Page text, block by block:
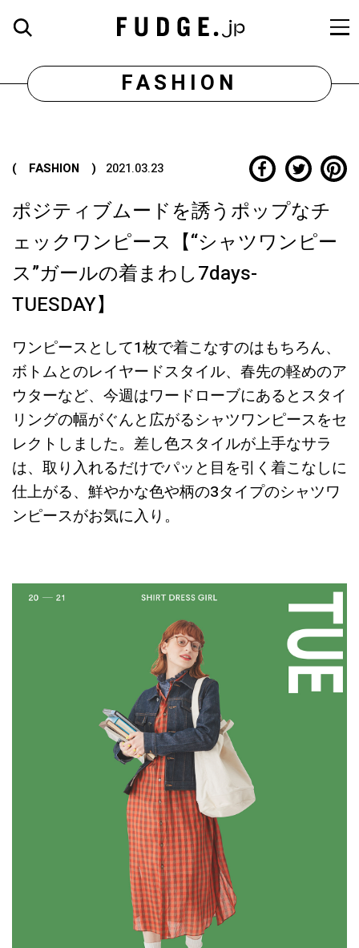
FASHION
( FASHION ) 2021.03.23
ポジティブムードを誘うポップなチ
ェックワンピース【“シャツワンピー
ス”ガールの着まわし7days-
TUESDAY】
ワンピースとして1枚で着こなすのはもちろん、
ボトムとのレイヤードスタイル、春先の軽めのア
ウターなど、今週はワードローブにあるとスタイ
リングの幅がぐんと広がるシャツワンピースをセ
レクトしました。差し色スタイルが上手なサラ
は、取り入れるだけでパッと目を引く着こなしに
仕上がる、鮮やかな色や柄の3タイプのシャツワ
ンピースがお気に入り。